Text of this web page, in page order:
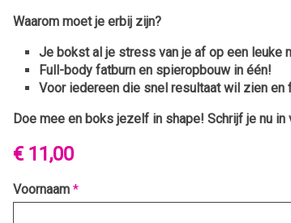
Waarom moet je erbij zijn?
Je bokst al je stress van je af op een leuke
Full-body fatburn en spieropbouw in één!
Voor iedereen die snel resultaat wil zien
Doe mee en boks jezelf in shape! Schrijf je nu in
€ 11,00
Voornaam *